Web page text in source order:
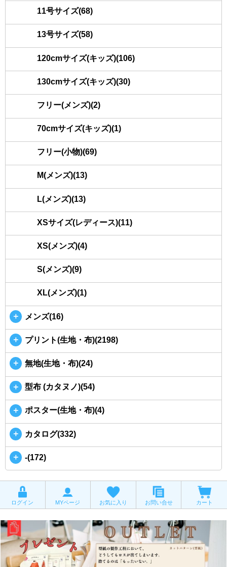
11号サイズ(68)
13号サイズ(58)
120cmサイズ(キッズ)(106)
130cmサイズ(キッズ)(30)
フリー(メンズ)(2)
70cmサイズ(キッズ)(1)
フリー(小物)(69)
M(メンズ)(13)
L(メンズ)(13)
XSサイズ(レディース)(11)
XS(メンズ)(4)
S(メンズ)(9)
XL(メンズ)(1)
＋ メンズ(16)
＋ プリント(生地・布)(2198)
＋ 無地(生地・布)(24)
＋ 型布 (カタヌノ)(54)
＋ ポスター(生地・布)(4)
＋ カタログ(332)
＋ -(172)
ログイン MYページ お気に入り お問い合せ カート